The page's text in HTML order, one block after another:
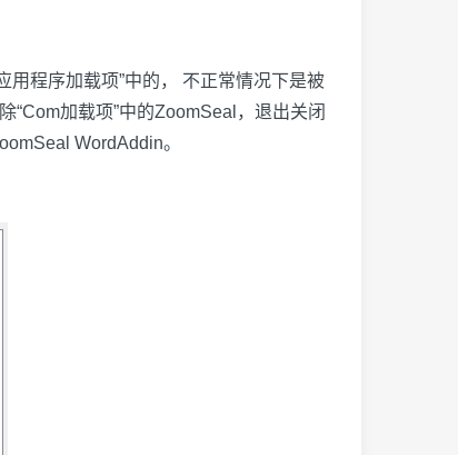
用程序加载项”中的， 不正常情况下是被
“Com加载项”中的ZoomSeal，退出关闭
WordAddin。